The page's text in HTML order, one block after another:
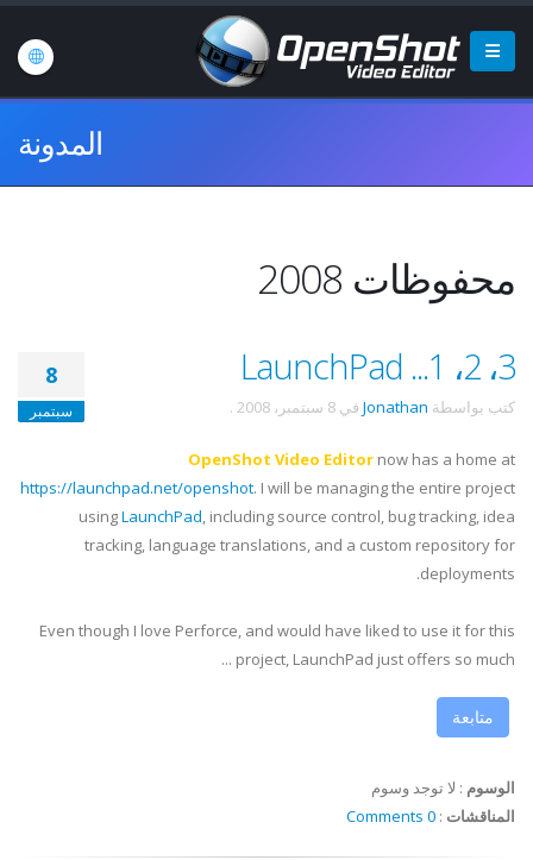
المدونة
محفوظات 2008
8
سبتمبر
3، 2، 1... LaunchPad
كتب بواسطة Jonathan في 8 سبتمبر، 2008 .
OpenShot Video Editor now has a home at
https://launchpad.net/openshot. I will be managing the entire project
usingLaunchPad, including source control, bug tracking, idea
tracking, language translations, and a custom repository for
deployments.
Even though I love Perforce, and would have liked to use it for this
project, LaunchPad just offers so much ...
متابعة
الوسوم : لا توجد وسوم
المناقشات :
0 Comments